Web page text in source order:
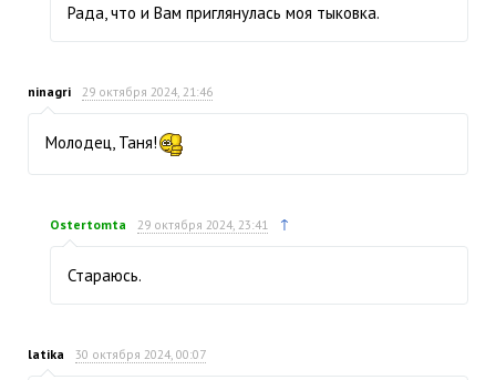
Рада, что и Вам приглянулась моя тыковка.
ninagri 29 октября 2024, 21:46
Молодец, Таня!
Ostertomta 29 октября 2024, 23:41 ↑
Стараюсь.
latika 30 октября 2024, 00:07